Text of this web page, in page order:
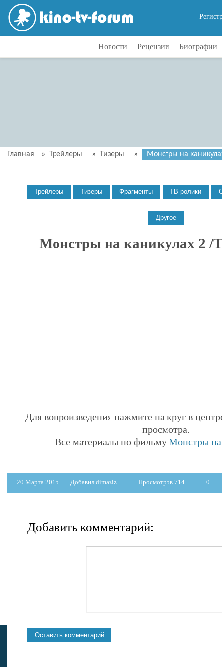
Новости Рецензии Биографии
Главная » Трейлеры » Тизеры » Монстры на
Монстры на каникулах 2 /
Для вопроизведения нажмите на круг в
просмотра.
Все материалы по фильму Монстры на
20 Марта 2015 Добавил dimaziz Просмотров 714 0
Добавить комментарий: